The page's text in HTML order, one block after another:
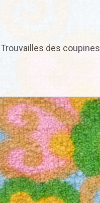
Trouvailles des coupines